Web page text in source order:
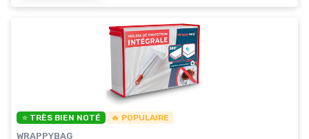
⭐ TRÈS BIEN NOTÉ 🔥 POPULAIRE
WRAPPYBAG